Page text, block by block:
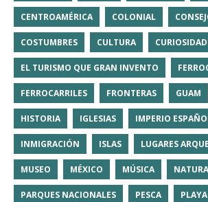
CENTROAMÉRICA COLONIAL
COSTUMBRES CULTURA
EL TURISMO QUE GRAN INVENTO
FERROCARRILES FRONTERAS GUAM
HISTORIA IGLESIAS IMPERIO
INMIGRACIÓN ISLAS LUGARES
MUSEO MÉXICO MÚSICA
PARQUES NACIONALES PESCA PLAYA